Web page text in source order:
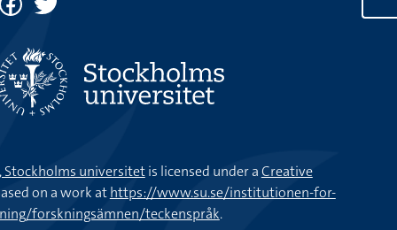
universitetis licensed under aCreative
on a work athttps://www.su.se/institutionen-for-
forskningsämnen/teckenspråk.